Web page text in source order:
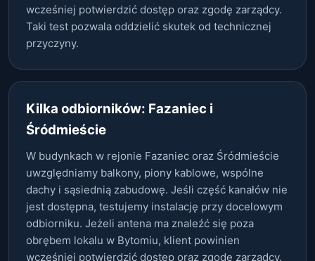
wcześniej potwierdzić dostęp oraz zgodę zarządcy.
Taki test pozwala oddzielić skutek od technicznej
przyczyny.
Kilka odbiorników: Fazaniec i
Śródmieście
W budynkach w rejonie Fazaniec oraz Śródmieście
uwzględniamy balkony, piony kablowe, wspólne
dachy i sąsiednią zabudowę. Jeśli część kanałów nie
jest dostępna, testujemy instalację przy docelowym
odbiorniku. Jeżeli antena ma znaleźć się poza
obrębem lokalu w Bytomiu, klient powinien
wcześniej potwierdzić dostęp oraz zgodę zarządcy.